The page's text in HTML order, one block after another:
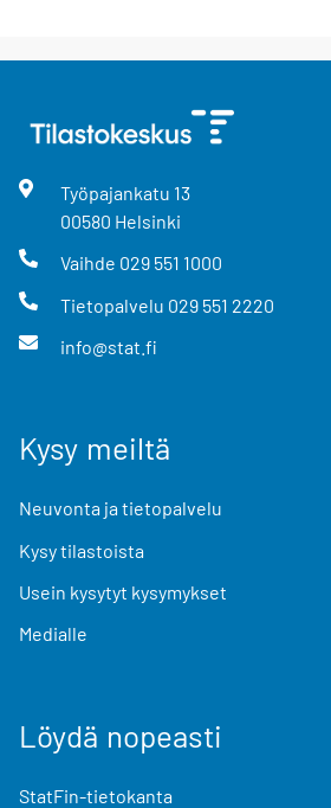
Työpajankatu 13
00580 Helsinki
Vaihde 029 551 1000
Tietopalvelu 029 551 2220
info@stat.fi
Kysy meiltä
Neuvonta ja tietopalvelu
Kysy tilastoista
Usein kysytyt kysymykset
Medialle
Löydä nopeasti
StatFin-tietokanta